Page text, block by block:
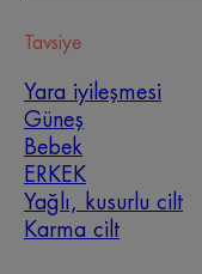
Tavsiye
Yara iyileşmesi
Güneş
Bebek
ERKEK
Yağlı, kusurlu cilt
Karma cilt